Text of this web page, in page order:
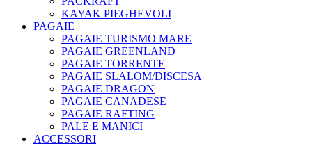
KAYAK PIEGHEVOLI
PAGAIE
PAGAIE TURISMO MARE
PAGAIE GREENLAND
PAGAIE TORRENTE
PAGAIE SLALOM/DISCESA
PAGAIE DRAGON
PAGAIE CANADESE
PAGAIE RAFTING
PALE E MANICI
ACCESSORI